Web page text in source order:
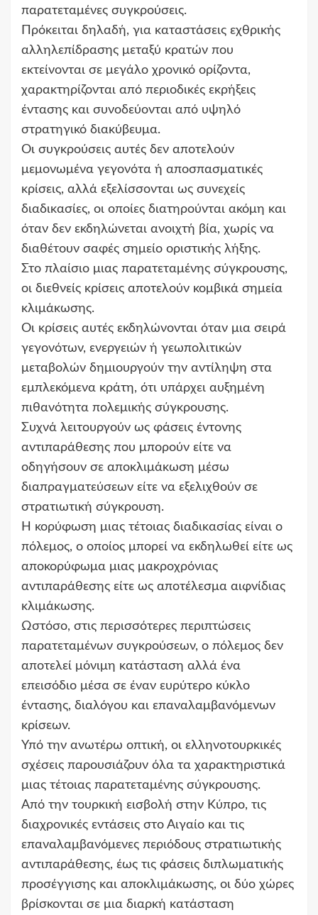
παρατεταμένες συγκρούσεις.
Πρόκειται δηλαδή, για καταστάσεις εχθρικής
αλληλεπίδρασης μεταξύ κρατών που
εκτείνονται σε μεγάλο χρονικό ορίζοντα,
χαρακτηρίζονται από περιοδικές εκρήξεις
έντασης και συνοδεύονται από υψηλό
στρατηγικό διακύβευμα.
Οι συγκρούσεις αυτές δεν αποτελούν
μεμονωμένα γεγονότα ή αποσπασματικές
κρίσεις, αλλά εξελίσσονται ως συνεχείς
διαδικασίες, οι οποίες διατηρούνται ακόμη και
όταν δεν εκδηλώνεται ανοιχτή βία, χωρίς να
διαθέτουν σαφές σημείο οριστικής λήξης.
Στο πλαίσιο μιας παρατεταμένης σύγκρουσης,
οι διεθνείς κρίσεις αποτελούν κομβικά σημεία
κλιμάκωσης.
Οι κρίσεις αυτές εκδηλώνονται όταν μια σειρά
γεγονότων, ενεργειών ή γεωπολιτικών
μεταβολών δημιουργούν την αντίληψη στα
εμπλεκόμενα κράτη, ότι υπάρχει αυξημένη
πιθανότητα πολεμικής σύγκρουσης.
Συχνά λειτουργούν ως φάσεις έντονης
αντιπαράθεσης που μπορούν είτε να
οδηγήσουν σε αποκλιμάκωση μέσω
διαπραγματεύσεων είτε να εξελιχθούν σε
στρατιωτική σύγκρουση.
Η κορύφωση μιας τέτοιας διαδικασίας είναι ο
πόλεμος, ο οποίος μπορεί να εκδηλωθεί είτε ως
αποκορύφωμα μιας μακροχρόνιας
αντιπαράθεσης είτε ως αποτέλεσμα αιφνίδιας
κλιμάκωσης.
Ωστόσο, στις περισσότερες περιπτώσεις
παρατεταμένων συγκρούσεων, ο πόλεμος δεν
αποτελεί μόνιμη κατάσταση αλλά ένα
επεισόδιο μέσα σε έναν ευρύτερο κύκλο
έντασης, διαλόγου και επαναλαμβανόμενων
κρίσεων.
Υπό την ανωτέρω οπτική, οι ελληνοτουρκικές
σχέσεις παρουσιάζουν όλα τα χαρακτηριστικά
μιας τέτοιας παρατεταμένης σύγκρουσης.
Από την τουρκική εισβολή στην Κύπρο, τις
διαχρονικές εντάσεις στο Αιγαίο και τις
επαναλαμβανόμενες περιόδους στρατιωτικής
αντιπαράθεσης, έως τις φάσεις διπλωματικής
προσέγγισης και αποκλιμάκωσης, οι δύο χώρες
βρίσκονται σε μια διαρκή κατάσταση